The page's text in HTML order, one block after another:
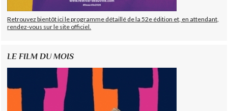
Retrouvez bientôt ici le programme détaillé de la 52e édition et, en attendant,
rendez-vous sur le site officiel.
LE FILM DU MOIS